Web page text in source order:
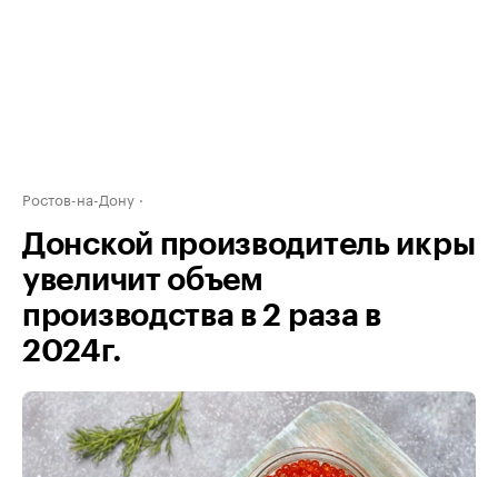
Ростов-на-Дону
Донской производитель икры
увеличит объем
производства в 2 раза в
2024г.